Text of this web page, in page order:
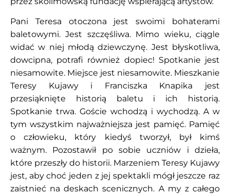
Pani Teresa otoczona jest swoimi bohaterami
baletowymi. Jest szczęśliwa. Mimo wieku, ciągle
widać w niej młodą dziewczynę. Jest błyskotliwa,
dowcipna, potrafi również dopiec! Spotkanie jest
niesamowite. Miejsce jest niesamowite. Mieszkanie
Teresy Kujawy i Franciszka Knapika jest
przesiąknięte historią baletu i ich historią.
Spotkanie trwa. Goście wchodzą i wychodzą. A w
tym wszystkim najważniejsza jest pamięć. Pamięć
o człowieku, który kiedyś tworzył, był kimś
ważnym. Pozostawił po sobie uczniów i dzieła,
które przeszły do historii. Marzeniem Teresy Kujawy
jest, aby choć jeden z jej spektakli mógł jeszcze raz
zaistnieć na deskach scenicznych. A my z całego